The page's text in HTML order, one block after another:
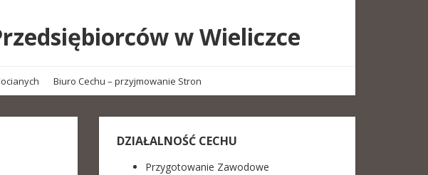
w Wieliczce
Biuro Cechu – przyjmowanie Stron
DZIAŁALNOŚĆ CECHU
Przygotowanie Zawodowe